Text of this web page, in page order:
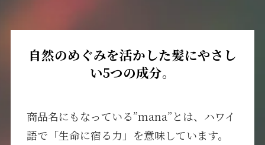
自然のめぐみを活かした髪にやさし
い5つの成分。
商品名にもなっている”mana”とは、ハワイ
語で「生命に宿る力」を意味しています。